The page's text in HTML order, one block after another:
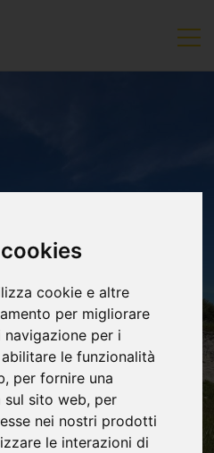
cookie e altre
per migliorare
navigazione per i
le funzionalità
, per fornire una
sul sito web, per
nei nostri prodotti
le interazioni di